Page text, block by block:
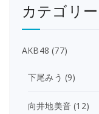
カテゴリー
AKB48 (77)
下尾みう (9)
向井地美音 (12)